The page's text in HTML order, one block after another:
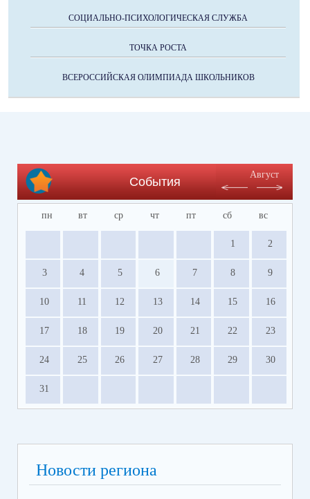
СОЦИАЛЬНО-ПСИХОЛОГИЧЕСКАЯ СЛУЖБА
ТОЧКА РОСТА
ВСЕРОССИЙСКАЯ ОЛИМПИАДА ШКОЛЬНИКОВ
События
Август
пн вт ср чт пт сб вс
1 2
3 4 5 6 7 8 9
10 11 12 13 14 15 16
17 18 19 20 21 22 23
24 25 26 27 28 29 30
31
Новости региона